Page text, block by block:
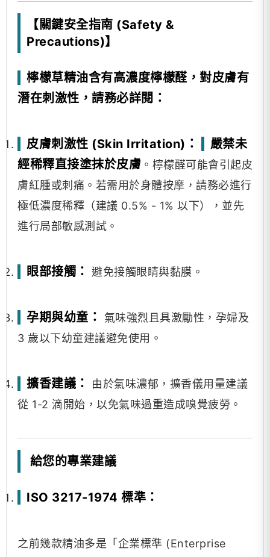
【關鍵安全指南 (Safety &
Precautions)】
檸檬草精油含有高濃度檸檬醛，對皮膚有
潛在刺激性，請務必詳閱：
皮膚刺激性 (Skin Irritation)：
嚴禁未
經稀釋直接塗抹於皮膚 。檸檬醛可能會引起皮
膚紅腫或刺痛。若需用於身體按摩，請務必進行
極低濃度稀釋（建議 0.5% - 1% 以下），並先
進行局部敏感測試。
眼部接觸： 避免接觸眼睛與黏膜。
孕期與幼童：
氣味強烈且具激勵性，孕婦及
3 歲以下幼童建議避免使用。
擴香建議：
由於氣味濃郁，擴香儀用量建議
從 1-2 滴開始，以免氣味過重造成嗅覺疲勞。
給您的專業建議
ISO 3217-1974 標準：
之前幾款精油多是「企業標準 (Enterprise